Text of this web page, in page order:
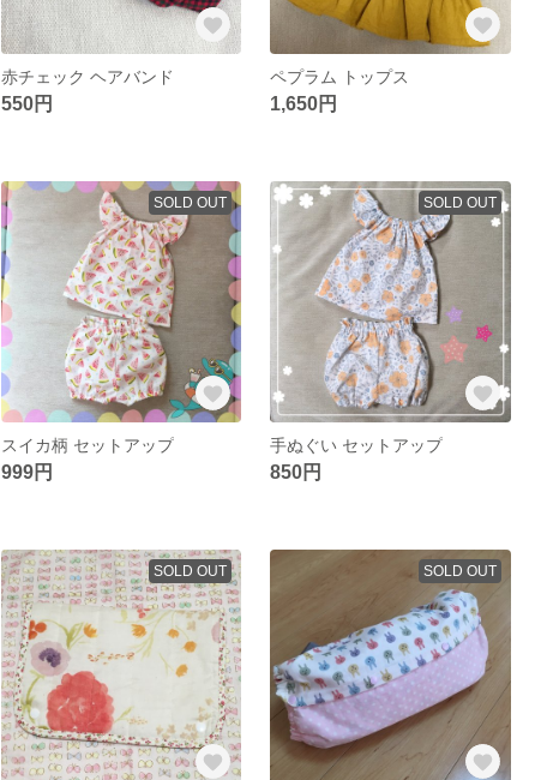
赤チェック ヘアバンド
550円
ペプラム トップス
1,650円
SOLD OUT
スイカ柄 セットアップ
999円
SOLD OUT
手ぬぐい セットアップ
850円
SOLD OUT SOLD OUT